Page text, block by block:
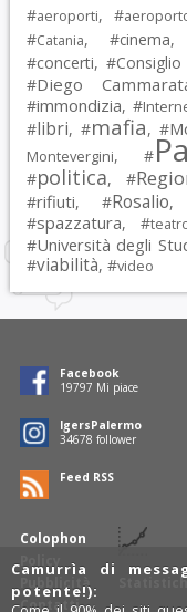
#aeroporti, #
#Catania, #cinema,
#concerti, #
#Diego
#immondizia, #
#libri, #mafia, #
Montevergini, #
#politica, #
#rifiuti, #Rosalio,
#spazzatura, #
#Università degli
#viabilità, #video
Colophon
Policy
Pubblicità
Contatti
Facebook
19797 Mi piace
IgersPalermo
34678 follower
Feed RSS
Camurrìa di
potente!):